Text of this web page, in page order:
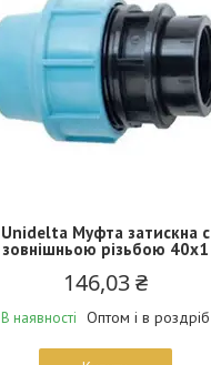
Unidelta Муфта затискна c
зовнішньою різьбою 40х1
146,03 ₴
В наявності Оптом і в роздріб